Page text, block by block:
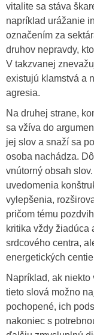
vitalite sa stáva
napríklad urážanie
označením za
druhov nepravdy,
V takzvanej
existujú klamstvá a
agresia.
Na druhej strane,
sa vžíva do
jej slov a snaží sa
osoba nachádza.
vnútorný obsah
uvedomenia
vylepšenia,
pričom tému
kritika vždy žiadúca
srdcového centra,
energetických
Napríklad, ak
tieto slová možno
pochopené, ich
nakoniec s